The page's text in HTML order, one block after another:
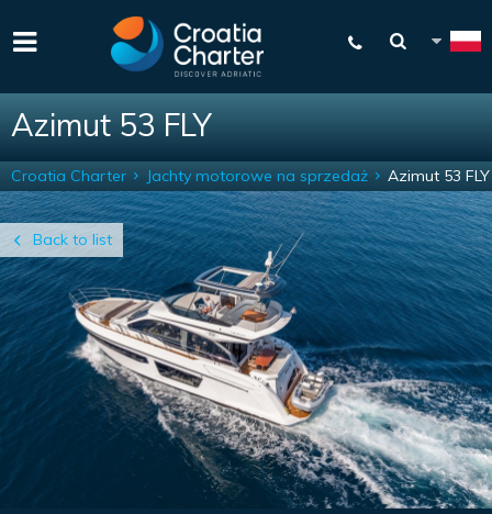
Azimut 53 FLY
Back to list
Croatia Charter Jachty motorowe na sprzedaż Azimut 53 FLY